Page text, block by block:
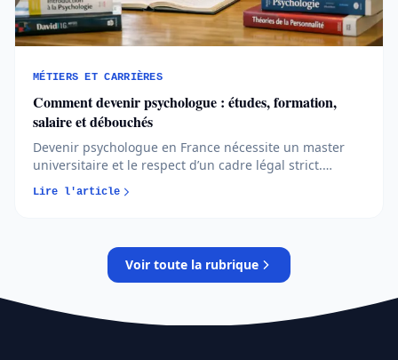
MÉTIERS ET CARRIÈRES
Comment devenir psychologue : études, formation,
salaire et débouchés
Devenir psychologue en France nécessite un master
universitaire et le respect d’un cadre légal strict.
Études, sélection, spécialisations et réalités du métier
sont passées au crible pour vous aider à faire un choix
Lire l'article
Voir toute la rubrique